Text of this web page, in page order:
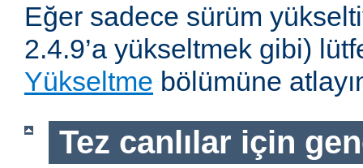
Eğer sadece sürüm
2.4.9’a yükseltmek gibi)
Yükseltme bölümüne
Tez canlılar için